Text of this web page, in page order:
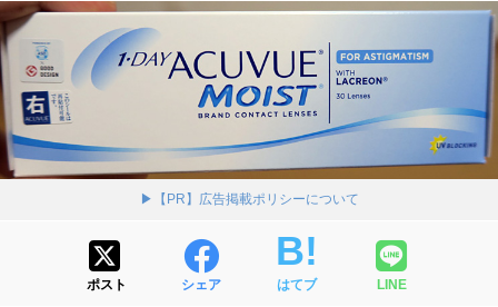
▶【PR】広告掲載ポリシーについて
ポスト シェア はてブ LINE